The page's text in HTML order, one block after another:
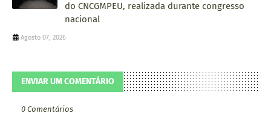
do CNCGMPEU, realizada durante congresso
nacional
Agosto 07, 2026
ENVIAR UM COMENTÁRIO
0 Comentários